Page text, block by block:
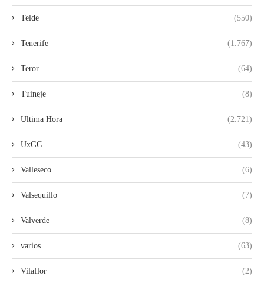
Telde (550)
Tenerife (1.767)
Teror (64)
Tuineje (8)
Ultima Hora (2.721)
UxGC (43)
Valleseco (6)
Valsequillo (7)
Valverde (8)
varios (63)
Vilaflor (2)